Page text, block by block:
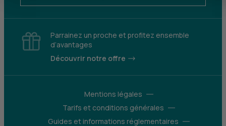
Parrainez un proche et profitez ensemble
d’avantages
Découvrir notre offre
Mentions légales
Tarifs et conditions générales
Guides et informations réglementaires